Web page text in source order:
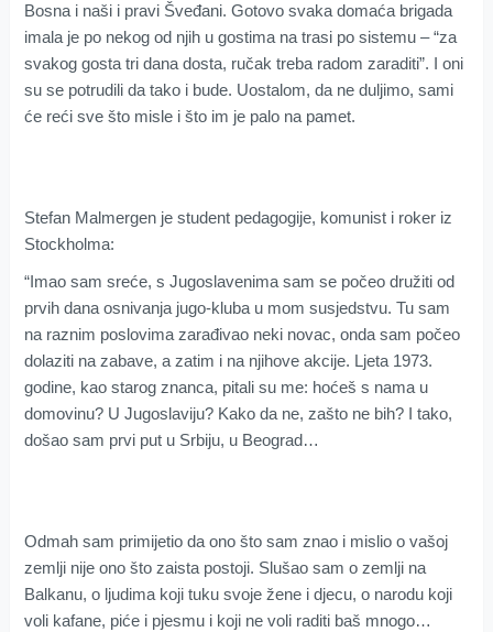
Bosna i naši i pravi Šveđani. Gotovo svaka domaća brigada
imala je po nekog od njih u gostima na trasi po sistemu – “za
svakog gosta tri dana dosta, ručak treba radom zaraditi”. I oni
su se potrudili da tako i bude. Uostalom, da ne duljimo, sami
će reći sve što misle i što im je palo na pamet.
Stefan Malmergen je student pedagogije, komunist i roker iz
Stockholma:
“Imao sam sreće, s Jugoslavenima sam se počeo družiti od
prvih dana osnivanja jugo-kluba u mom susjedstvu. Tu sam
na raznim poslovima zarađivao neki novac, onda sam počeo
dolaziti na zabave, a zatim i na njihove akcije. Ljeta 1973.
godine, kao starog znanca, pitali su me: hoćeš s nama u
domovinu? U Jugoslaviju? Kako da ne, zašto ne bih? I tako,
došao sam prvi put u Srbiju, u Beograd…
Odmah sam primijetio da ono što sam znao i mislio o vašoj
zemlji nije ono što zaista postoji. Slušao sam o zemlji na
Balkanu, o ljudima koji tuku svoje žene i djecu, o narodu koji
voli kafane, piće i pjesmu i koji ne voli raditi baš mnogo…